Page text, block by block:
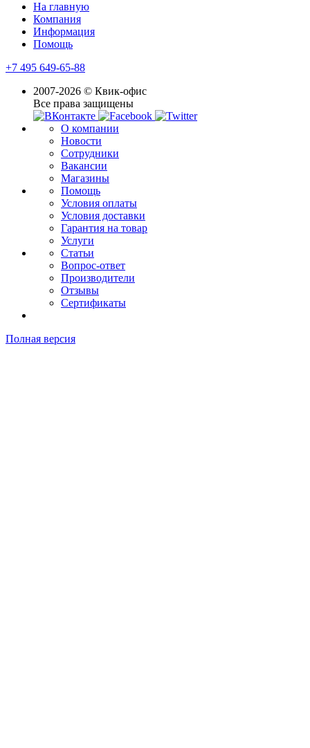
На главную
Компания
Информация
Помощь
+7 495 649-65-88
2007-2026 © Квик-офис
Все права защищены
О компании
Новости
Сотрудники
Вакансии
Магазины
Помощь
Условия оплаты
Условия доставки
Гарантия на товар
Услуги
Статьи
Вопрос-ответ
Производители
Отзывы
Сертификаты
Полная версия